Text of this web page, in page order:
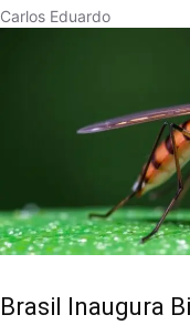
Carlos Eduardo
Brasil Inaugura